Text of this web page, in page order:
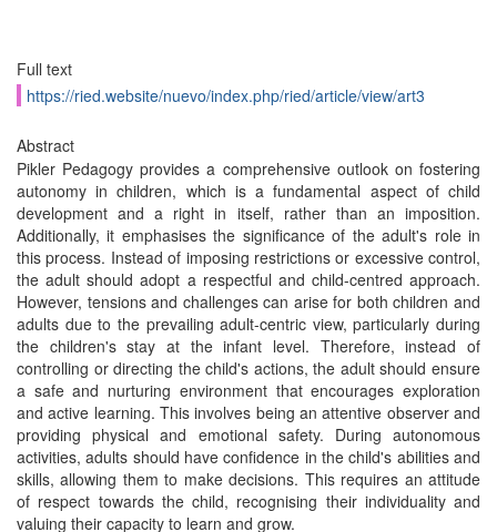
Full text
https://ried.website/nuevo/index.php/ried/article/view/art3
Abstract
Pikler Pedagogy provides a comprehensive outlook on fostering
autonomy in children, which is a fundamental aspect of child
development and a right in itself, rather than an imposition.
Additionally, it emphasises the significance of the adult's role in
this process. Instead of imposing restrictions or excessive control,
the adult should adopt a respectful and child-centred approach.
However, tensions and challenges can arise for both children and
adults due to the prevailing adult-centric view, particularly during
the children's stay at the infant level. Therefore, instead of
controlling or directing the child's actions, the adult should ensure
a safe and nurturing environment that encourages exploration
and active learning. This involves being an attentive observer and
providing physical and emotional safety. During autonomous
activities, adults should have confidence in the child's abilities and
skills, allowing them to make decisions. This requires an attitude
of respect towards the child, recognising their individuality and
valuing their capacity to learn and grow.